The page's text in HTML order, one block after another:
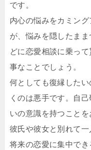
です。
内心の悩みをカミン
が、悩みを隠したま
どに恋愛相談に乗っ
事なことでしょう。
何としても復縁した
くのは悪手です。自
いの意識を持つことを
彼氏や彼女と別れて
将来の恋愛に集中でき